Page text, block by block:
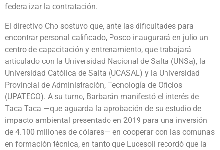
federalizar la contratación.
El directivo Cho sostuvo que, ante las dificultades para
encontrar personal calificado, Posco inaugurará en julio un
centro de capacitación y entrenamiento, que trabajará
articulado con la Universidad Nacional de Salta (UNSa), la
Universidad Católica de Salta (UCASAL) y la Universidad
Provincial de Administración, Tecnología de Oficios
(UPATECO). A su turno, Barbarán manifestó el interés de
Taca Taca —que aguarda la aprobación de su estudio de
impacto ambiental presentado en 2019 para una inversión
de 4.100 millones de dólares— en cooperar con las comunas
en formación técnica, en tanto que Lucesoli recordó que la